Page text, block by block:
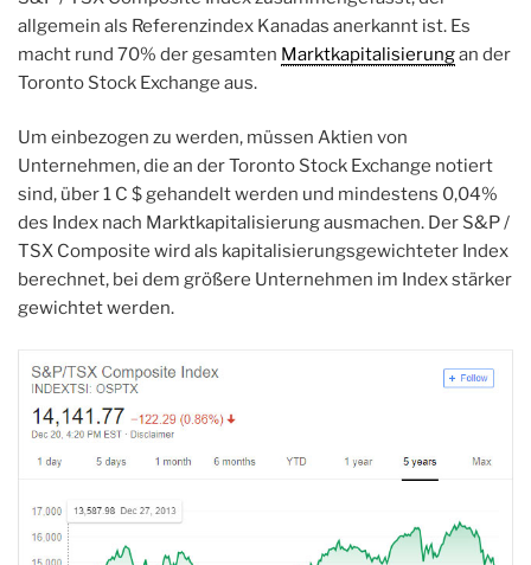
allgemein als Referenzindex Kanadas anerkannt ist. Es
macht rund 70% der gesamten Marktkapitalisierungan der
Toronto Stock Exchange aus.
Um einbezogen zu werden, müssen Aktien von
Unternehmen, die an der Toronto Stock Exchange notiert
sind, über 1 C $ gehandelt werden und mindestens 0,04%
des Index nach Marktkapitalisierung ausmachen. Der S&P /
TSX Composite wird als kapitalisierungsgewichteter Index
berechnet, bei dem größere Unternehmen im Index stärker
gewichtet werden.